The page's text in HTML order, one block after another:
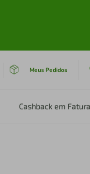
Meus Pedidos
Cashback em Fatura